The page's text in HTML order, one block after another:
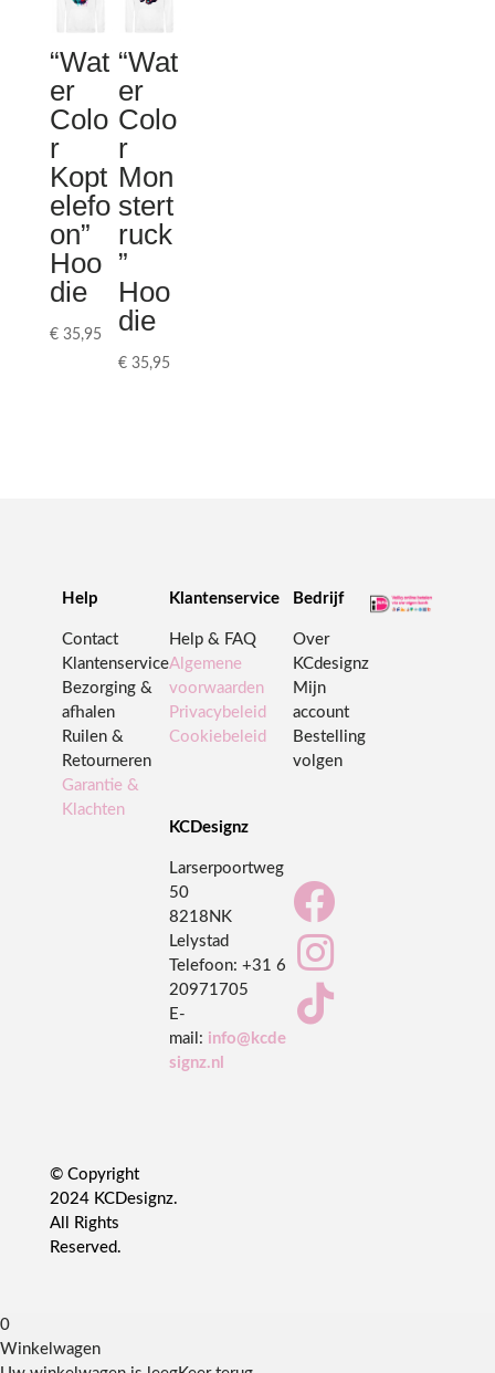
“Wat
er
Colo
r
Kopt
elefo
on”
Hoo
die
€35,95
“Wat
er
Colo
r
Mon
stert
ruck
”
Hoo
die
€35,95
Help
Contact
Klantenservice
Bezorging &
afhalen
Ruilen &
Retourneren
Garantie &
Klachten
Klantenservice
Help & FAQ
Algemene
voorwaarden
Privacybeleid
Cookiebeleid
KCDesignz
Larserpoortweg
50
8218NK
Lelystad
Telefoon: +31 6
20971705
E-
mail: info@kcde
signz.nl
Bedrijf
Over
KCdesignz
Mijn
account
Bestelling
volgen



© Copyright
2024 KCDesignz.
All Rights
Reserved.
0
Winkelwagen